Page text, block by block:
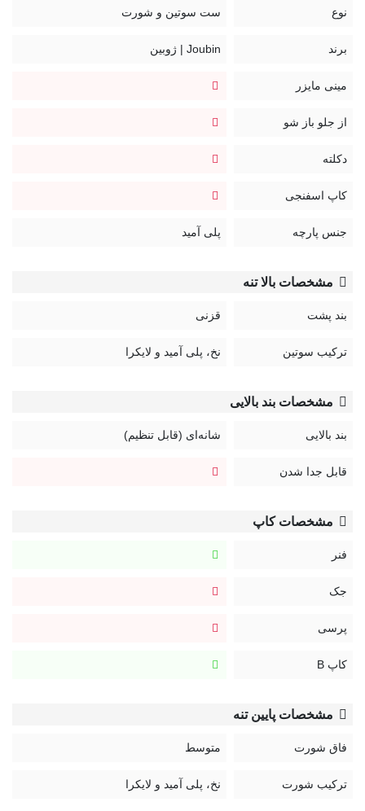
راهنمای نگهداری محصولات Joubin:
نوع ست سوتین و شورت
برند Joubin | ژوبین
مینی مایزر
از جلو باز شو
دکلته
کاپ اسفنجی
جنس پارچه پلی آمید
مشخصات بالا تنه
بند پشت قزنی
ترکیب سوتین نخ، پلی آمید و لایکرا
مشخصات بند بالایی
بند بالایی شانه‌ای (قابل تنظیم)
قابل جدا شدن
مشخصات کاپ
فنر
جک
پرسی
کاپ B
مشخصات پایین تنه
فاق شورت متوسط
ترکیب شورت نخ، پلی آمید و لایکرا